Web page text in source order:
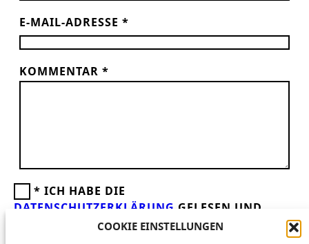
COOKIE EINSTELLUNGEN
E-MAIL-ADRESSE *
KOMMENTAR *
* ICH HABE DIE
DATENSCHUTZERKLÄRUNG GELESEN UND
AKZEPTIERE DIESE.WIR FREUEN UNS ÜBER